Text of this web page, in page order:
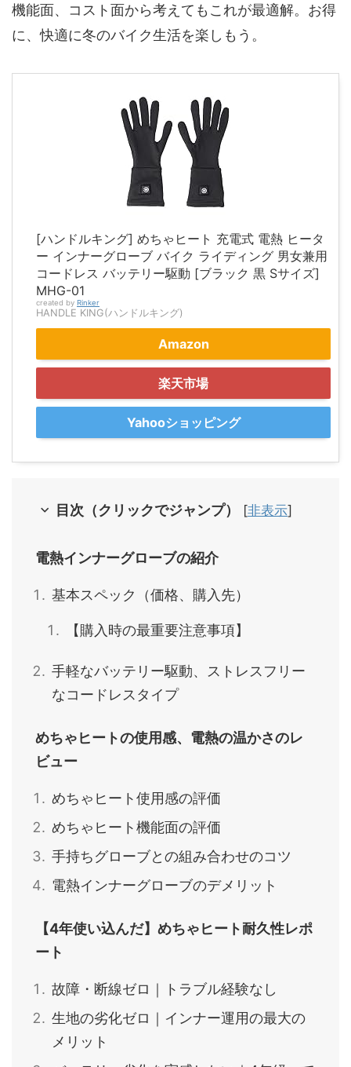
機能面、コスト面から考えてもこれが最適解。お得
に、快適に冬のバイク生活を楽しもう。
[ハンドルキング] めちゃヒート 充電式 電熱 ヒータ
ー インナーグローブ バイク ライディング 男女兼用
コードレス バッテリー駆動 [ブラック 黒 Sサイズ]
MHG-01
created by Rinker
HANDLE KING(ハンドルキング)
Amazon
楽天市場
Yahooショッピング
目次（クリックでジャンプ） [非表示]
電熱インナーグローブの紹介
基本スペック（価格、購入先）
【購入時の最重要注意事項】
手軽なバッテリー駆動、ストレスフリー
なコードレスタイプ
めちゃヒートの使用感、電熱の温かさのレ
ビュー
めちゃヒート使用感の評価
めちゃヒート機能面の評価
手持ちグローブとの組み合わせのコツ
電熱インナーグローブのデメリット
【4年使い込んだ】めちゃヒート耐久性レポ
ート
故障・断線ゼロ｜トラブル経験なし
生地の劣化ゼロ｜インナー運用の最大の
メリット